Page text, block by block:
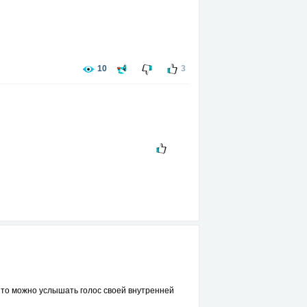
10 3
можно услышать голос своей внутренней